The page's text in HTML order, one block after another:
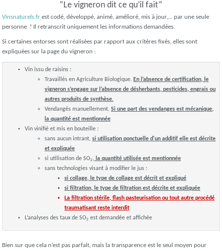
“Le vigneron dit ce qu’il fait”
Vinsnaturels.fr est codé, développé, animé, amélioré, mis à jour,... par une seule
personne ! Il retranscrit uniquement les informations demandées.
Si certaines entorses sont réalisées par rapport aux critéres fixés, elles sont
expliquées sur la page du vigneron :
Vin issu de raisins :
Travaillés en Agriculture Biologique. En l’absence de certification, le
vigneron s’engage sur l’absence de désherbants, pesticides, engrais ou
autres produits de synthèse.
Vendangés manuellement. Si une part des vendanges est mécanique,
la quantité est mentionnée
Vin vinifié et mis en bouteille :
sans aucun intrant, si utilisation ponctuelle d'un additif elle est décrite
et expliquée
si utilisation de SO2 , la quantité utilisée est mentionnée
sans technologies visant à modifier le jus :
si collage, le type de collage est décrit et expliqué
si filtration, le type de filtration est décrite et expliquée
La filtration stérile, flash pasteurisation ou tout autre procédé
traumatisant reste interdit
L’analyses des taux de SO2 est demandée et affichée
Bien sur que cela n’est pas parfait, mais la transparence est le seul moyen pour